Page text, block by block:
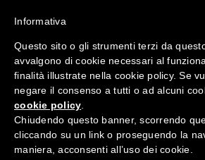
Tutte le categorie
Informativa
Questo sito o gli strumenti terzi da
avvalgono di cookie necessari al
finalità illustrate nella cookie policy. Se
negare il consenso a tutti o ad alcuni
cookie policy
Chiudendo questo banner, scorrendo
cliccando su un link o proseguendo la
maniera, acconsenti all’uso dei cookie.